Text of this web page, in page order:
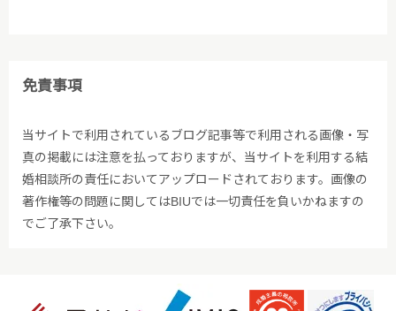
免責事項
当サイトで利用されているブログ記事等で利用される画像・写
真の掲載には注意を払っておりますが、当サイトを利用する結
婚相談所の責任においてアップロードされております。画像の
著作権等の問題に関してはBIUでは一切責任を負いかねますの
でご了承下さい。